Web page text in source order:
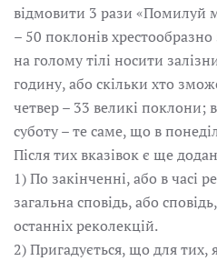
відмовити 3 рази «Помилуй
– 50 поклонів
на голому тілі носити
годину, або скільки хто
четвер – 33 великі поклони;
суботу – те саме, що в
Після тих вказівок є ще
1) По закінченні, або в часі
загальна сповідь, або
останніх реколекцій.
2) Пригадується, що для тих,